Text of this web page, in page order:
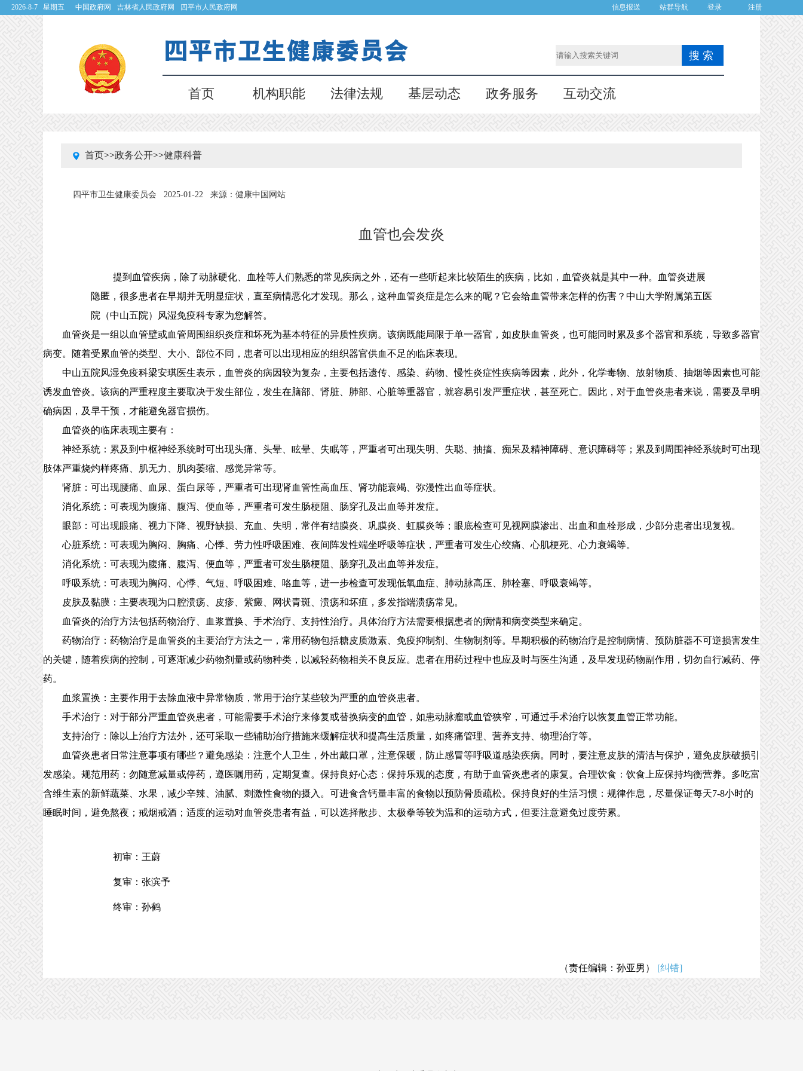
2026-8-7 星期五 中国政府网 吉林省人民政府网 四平市人民政府网 信息报送 站群导航 登录 注册
首页 机构职能 法律法规 基层动态 政务服务 互动交流
首页>>政务公开>>健康科普
四平市卫生健康委员会 2025-01-22 来源：健康中国网站
血管也会发炎
提到血管疾病，除了动脉硬化、血栓等人们熟悉的常见疾病之外，还有一些听起来比较陌生的疾病，比如，血管炎就是其中一种。血管炎进展
隐匿，很多患者在早期并无明显症状，直至病情恶化才发现。那么，这种血管炎症是怎么来的呢？它会给血管带来怎样的伤害？中山大学附属第五医
院（中山五院）风湿免疫科专家为您解答。
血管炎是一组以血管壁或血管周围组织炎症和坏死为基本特征的异质性疾病。该病既能局限于单一器官，如皮肤血管炎，也可能同时累及多个器官和系统，导致多器官
病变。随着受累血管的类型、大小、部位不同，患者可以出现相应的组织器官供血不足的临床表现。
中山五院风湿免疫科梁安琪医生表示，血管炎的病因较为复杂，主要包括遗传、感染、药物、慢性炎症性疾病等因素，此外，化学毒物、放射物质、抽烟等因素也可能
诱发血管炎。该病的严重程度主要取决于发生部位，发生在脑部、肾脏、肺部、心脏等重器官，就容易引发严重症状，甚至死亡。因此，对于血管炎患者来说，需要及早明
确病因，及早干预，才能避免器官损伤。
血管炎的临床表现主要有：
神经系统：累及到中枢神经系统时可出现头痛、头晕、眩晕、失眠等，严重者可出现失明、失聪、抽搐、痴呆及精神障碍、意识障碍等；累及到周围神经系统时可出现
肢体严重烧灼样疼痛、肌无力、肌肉萎缩、感觉异常等。
肾脏：可出现腰痛、血尿、蛋白尿等，严重者可出现肾血管性高血压、肾功能衰竭、弥漫性出血等症状。
消化系统：可表现为腹痛、腹泻、便血等，严重者可发生肠梗阻、肠穿孔及出血等并发症。
眼部：可出现眼痛、视力下降、视野缺损、充血、失明，常伴有结膜炎、巩膜炎、虹膜炎等；眼底检查可见视网膜渗出、出血和血栓形成，少部分患者出现复视。
心脏系统：可表现为胸闷、胸痛、心悸、劳力性呼吸困难、夜间阵发性端坐呼吸等症状，严重者可发生心绞痛、心肌梗死、心力衰竭等。
消化系统：可表现为腹痛、腹泻、便血等，严重者可发生肠梗阻、肠穿孔及出血等并发症。
呼吸系统：可表现为胸闷、心悸、气短、呼吸困难、咯血等，进一步检查可发现低氧血症、肺动脉高压、肺栓塞、呼吸衰竭等。
皮肤及黏膜：主要表现为口腔溃疡、皮疹、紫癜、网状青斑、溃疡和坏疽，多发指端溃疡常见。
血管炎的治疗方法包括药物治疗、血浆置换、手术治疗、支持性治疗。具体治疗方法需要根据患者的病情和病变类型来确定。
药物治疗：药物治疗是血管炎的主要治疗方法之一，常用药物包括糖皮质激素、免疫抑制剂、生物制剂等。早期积极的药物治疗是控制病情、预防脏器不可逆损害发生
的关键，随着疾病的控制，可逐渐减少药物剂量或药物种类，以减轻药物相关不良反应。患者在用药过程中也应及时与医生沟通，及早发现药物副作用，切勿自行减药、停
药。
血浆置换：主要作用于去除血液中异常物质，常用于治疗某些较为严重的血管炎患者。
手术治疗：对于部分严重血管炎患者，可能需要手术治疗来修复或替换病变的血管，如患动脉瘤或血管狭窄，可通过手术治疗以恢复血管正常功能。
支持治疗：除以上治疗方法外，还可采取一些辅助治疗措施来缓解症状和提高生活质量，如疼痛管理、营养支持、物理治疗等。
血管炎患者日常注意事项有哪些？避免感染：注意个人卫生，外出戴口罩，注意保暖，防止感冒等呼吸道感染疾病。同时，要注意皮肤的清洁与保护，避免皮肤破损引
发感染。规范用药：勿随意减量或停药，遵医嘱用药，定期复查。保持良好心态：保持乐观的态度，有助于血管炎患者的康复。合理饮食：饮食上应保持均衡营养。多吃富
含维生素的新鲜蔬菜、水果，减少辛辣、油腻、刺激性食物的摄入。可进食含钙量丰富的食物以预防骨质疏松。保持良好的生活习惯：规律作息，尽量保证每天7-8小时的
睡眠时间，避免熬夜；戒烟戒酒；适度的运动对血管炎患者有益，可以选择散步、太极拳等较为温和的运动方式，但要注意避免过度劳累。
初审：王蔚
复审：张滨予
终审：孙鹤
（责任编辑：孙亚男） [纠错]